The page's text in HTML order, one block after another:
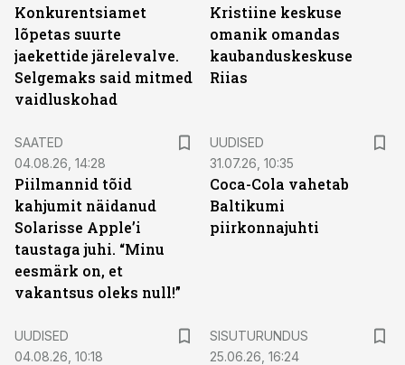
Konkurentsiamet
lõpetas suurte
jaekettide järelevalve.
Selgemaks said mitmed
vaidluskohad
Kristiine keskuse
omanik omandas
kaubanduskeskuse
Riias
SAATED
04.08.26, 14:28
Piilmannid tõid
kahjumit näidanud
Solarisse Apple’i
taustaga juhi. “Minu
eesmärk on, et
vakantsus oleks null!”
UUDISED
31.07.26, 10:35
Coca-Cola vahetab
Baltikumi
piirkonnajuhti
UUDISED
04.08.26, 10:18
SISUTURUNDUS
25.06.26, 16:24